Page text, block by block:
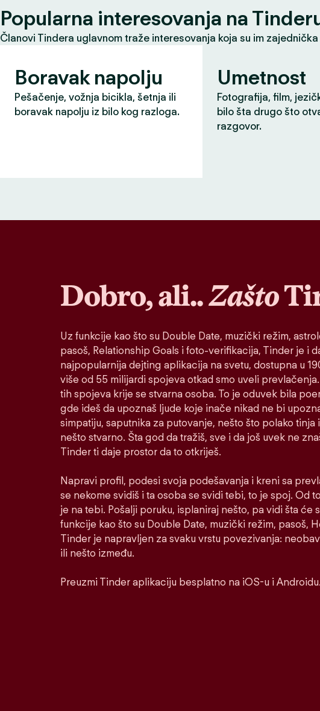
Popularna interesovanja na
Članovi Tindera uglavnom traže interesovanja koja su im
Boravak napolju
Pešačenje, vožnja bicikla, šetnja ili
boravak napolju iz bilo kog razloga.
Umetnost
Fotografija, film,
bilo šta drugo što
razgovor.
Dobro, ali..Zašto
Uz funkcije kao što su Double Date, muzički režim,
pasoš, Relationship Goals i foto-verifikacija, Tinder je i
najpopularnija dejting aplikacija na svetu, dostupna u
više od 55 milijardi spojeva otkad smo uveli
tih spojeva krije se stvarna osoba. To je oduvek bila
gde ideš da upoznaš ljude koje inače nikad ne bi
simpatiju, saputnika za putovanje, nešto što polako tinja
nešto stvarno. Šta god da tražiš, sve i da još uvek ne
Tinder ti daje prostor da to otkriješ.
Napravi profil, podesi svoja podešavanja i kreni sa
se nekome svidiš i ta osoba se svidi tebi, to je spoj. Od
je na tebi. Pošalji poruku, isplaniraj nešto, pa vidi šta će
funkcije kao što su Double Date, muzički režim, pasoš,
Tinder je napravljen za svaku vrstu povezivanja:
ili nešto između.
Preuzmi Tinder aplikaciju besplatno na iOS-u i Androidu.